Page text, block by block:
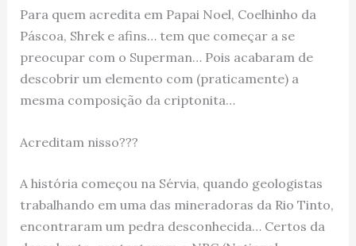
Para quem acredita em Papai Noel, Coelhinho da
Páscoa, Shrek e afins… tem que começar a se
preocupar com o Superman… Pois acabaram de
descobrir um elemento com (praticamente) a
mesma composição da criptonita…
Acreditam nisso???
A história começou na Sérvia, quando geologistas
trabalhando em uma das mineradoras da Rio Tinto,
encontraram um pedra desconhecida… Certos da